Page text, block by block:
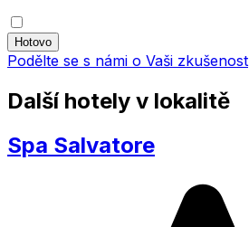
Podělte se s námi o Vaši zkušenost
Další hotely v lokalitě
Spa Salvatore